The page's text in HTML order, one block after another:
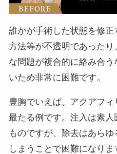
誰かが手術した状態を修
方法等が不透明であった
な問題が複合的に絡み合
いため非常に困難です。
豊胸でいえば、アクアフ
最たる例です。注入は素
ものですが、除去はあら
しまうことで困難になりま